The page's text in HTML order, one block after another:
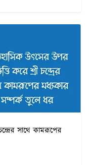
সাথে কামরূপের